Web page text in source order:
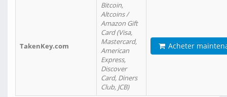
TakenKey.com
Bitcoin,
Altcoins /
Amazon Gift
Card (Visa,
Mastercard,
American
Express,
Discover
Card, Diners
Club, JCB)
Acheter